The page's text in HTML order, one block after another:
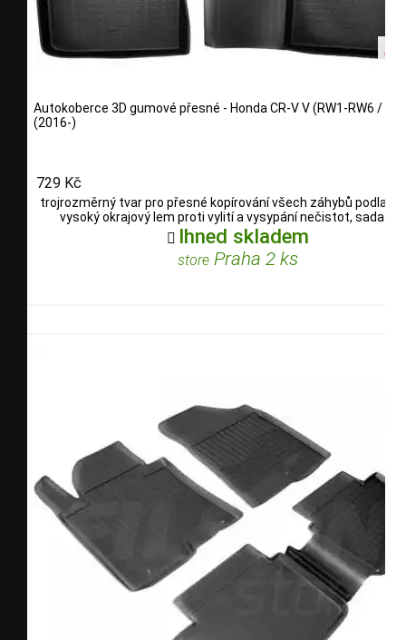
Autokoberce 3D gumové přesné - Honda CR-V V (RW1-RW6 /
(2016-)
729 Kč
trojrozměrný tvar pro přesné kopírování všech záhybů podlahy,
vysoký okrajový lem proti vylití a vysypání nečistot, sada 4
 Ihned skladem
storePraha 2 ks